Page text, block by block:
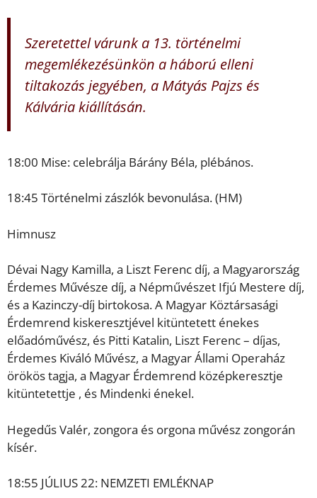
Szeretettel várunk a 13. történelmi
megemlékezésünkön a háború elleni
tiltakozás jegyében, a Mátyás Pajzs és
Kálvária kiállításán.
18:00 Mise: celebrálja Bárány Béla, plébános.
18:45 Történelmi zászlók bevonulása. (HM)
Himnusz
Dévai Nagy Kamilla, a Liszt Ferenc díj, a Magyarország
Érdemes Művésze díj, a Népművészet Ifjú Mestere díj,
és a Kazinczy-díj birtokosa. A Magyar Köztársasági
Érdemrend kiskeresztjével kitüntetett énekes
előadóművész, és Pitti Katalin, Liszt Ferenc – díjas,
Érdemes Kiváló Művész, a Magyar Állami Operaház
örökös tagja, a Magyar Érdemrend középkeresztje
kitüntetettje , és Mindenki énekel.
Hegedűs Valér, zongora és orgona művész zongorán
kísér.
18:55 JÚLIUS 22: NEMZETI EMLÉKNAP